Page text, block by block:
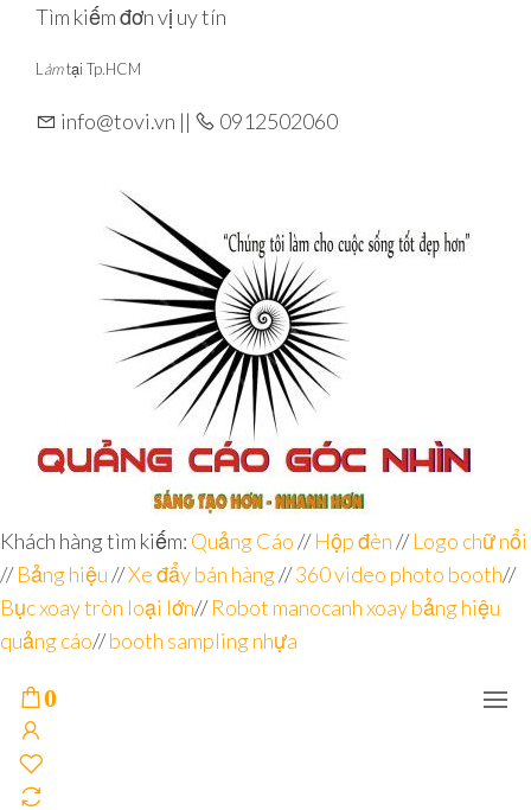
Skip
content
Tìm kiếm đơn vị uy tín
L àmtại Tp.HCM
info@tovi.vn || 0912502060
Đơn vị
chuyên
sâu – 8
năm
kinh
nghiệm
Góc
Nhìn
Agency –
nhà sản
xuất
POSM,
Quầy
Sampling,
Booth
trưng
bày, tủ
trưng
bày… tại
Tp.Hồ
Khách hàng tìm kiếm: Quảng Cáo//Hộp đèn//Logo chữ nổi
//Bảng hiệu//Xe đẩy bán hàng//360 video photo booth//
Bục xoay tròn loại lớn//Robot manocanh xoay bảng hiệu
quảng cáo//booth sampling nhựa
0